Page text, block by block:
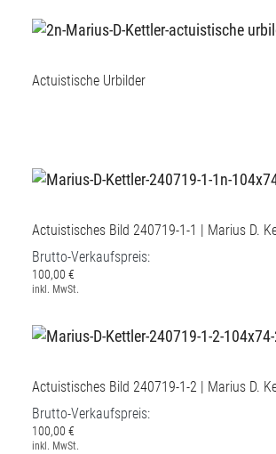
Actuistische Urbilder
Actuistisches Bild 240719-1-1 | Marius D.
Brutto-Verkaufspreis:
100,00 €
inkl. MwSt.
Actuistisches Bild 240719-1-2 | Marius D.
Brutto-Verkaufspreis:
100,00 €
inkl. MwSt.